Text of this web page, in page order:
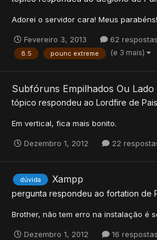
Adorei o servidor cara! Meus
Fevereiro 3, 2013 62 respostas
8.5 pounc extreme (e 3 mais)
Subfóruns Empilhados Ou Lado
tópico respondeu ao Lordfire de
Em vertical, fica mais bonito.
Dezembro 1, 2012 22
dúvida Xampp
pergunta respondeu ao fortation de
Brother, não tem erro na instalação é
Dezembro 1, 2012 16 respostas